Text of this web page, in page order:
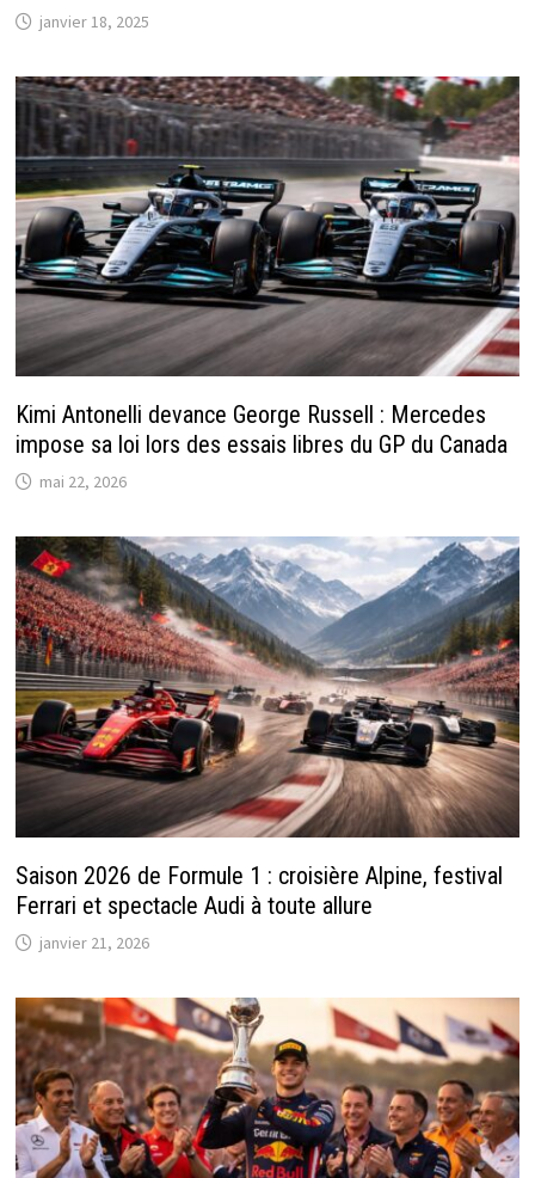
janvier 18, 2025
Kimi Antonelli devance George Russell : Mercedes
impose sa loi lors des essais libres du GP du Canada
mai 22, 2026
Saison 2026 de Formule 1 : croisière Alpine, festival
Ferrari et spectacle Audi à toute allure
janvier 21, 2026